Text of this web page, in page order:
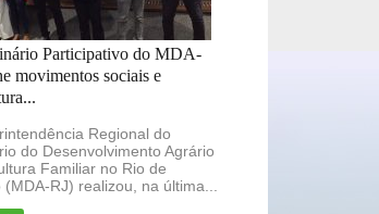
Participativo do MDA-
movimentos sociais e
Regional do
do Desenvolvimento Agrário
Familiar no Rio de
RJ) realizou, na última...